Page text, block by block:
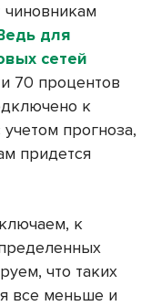
чиновникам
для
сетей
70 процентов
к
прогноза,
придется
к
что таких
все меньше и